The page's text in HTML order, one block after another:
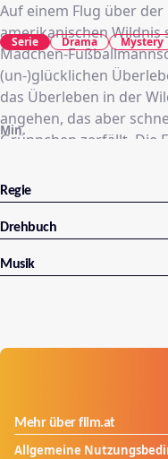
Auf einem Flug über
amerikanischen
Mädchen-
(un-)glücklichen
das Überleben in der
angehen, das aber
Grüppchen zerfällt. Die
Absturz und der
Gesellschaft“ müssen
Auswirkungen ihrer
Min.
Serie Drama Mystery
Regie
Drehbuch
Musik
Mehr über film.at
Allgemeine